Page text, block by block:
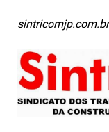
sintricomjp.com.br